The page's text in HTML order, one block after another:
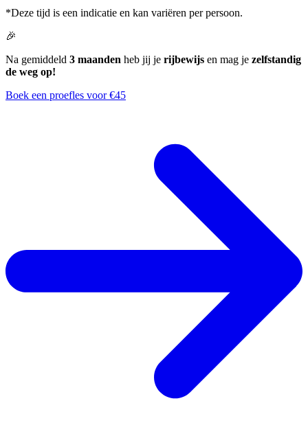
*Deze tijd is een indicatie en kan variëren per persoon.
🎉
Na gemiddeld 3 maanden heb jij je rijbewijs en mag je zelfstandig
de weg op!
Boek een proefles voor €45